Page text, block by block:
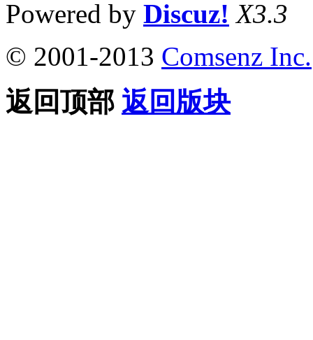
Powered by Discuz! X3.3
© 2001-2013 Comsenz Inc.
返回顶部 返回版块